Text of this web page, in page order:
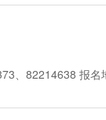
、82214638 报